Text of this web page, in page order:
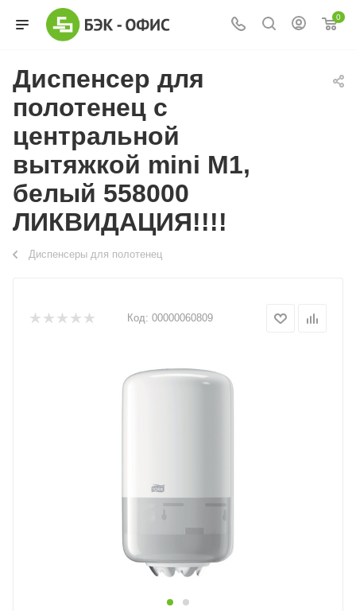
0
Диспенсер для
полотенец с
центральной
вытяжкой mini M1,
белый 558000
ЛИКВИДАЦИЯ!!!!
Диспенсеры для полотенец
Код: 00000060809